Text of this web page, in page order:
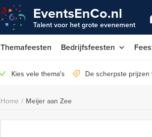
EventsEnCo.nl
Talent voor het grote evenement
Themafeesten Bedrijfsfeesten
Kies vele thema's De scherpste prijzen
Home / Meijer aan Zee